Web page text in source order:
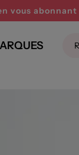
vous abonnant